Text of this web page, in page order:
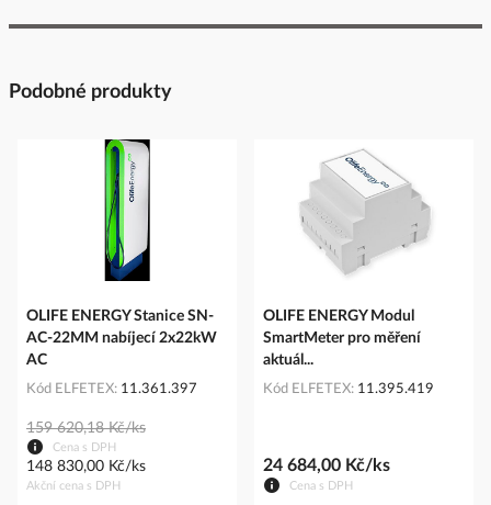
Podobné produkty
OLIFE ENERGY Stanice SN-
AC-22MM nabíjecí 2x22kW
AC
Kód ELFETEX 11.361.397
Cena s DPH
159 620,18 Kč/ks
Akční cena s DPH
148 830,00 Kč/ks
OLIFE ENERGY Modul
SmartMeter pro měření
aktuál...
Kód ELFETEX 11.395.419
Cena s DPH
24 684,00 Kč/ks